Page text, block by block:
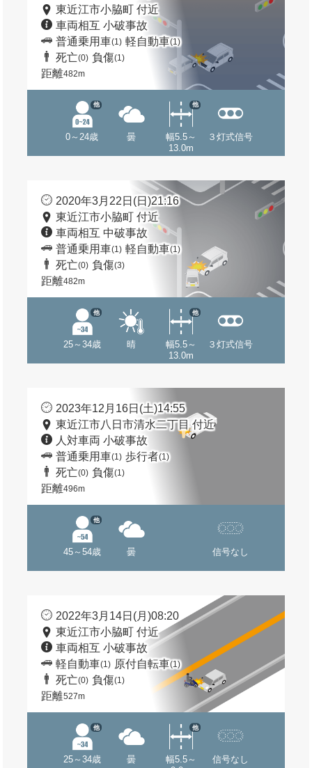
東近江市小脇町 付近
車両相互 小破事故
普通乗用車(1) 軽自動車(1)
死亡(0) 負傷(1)
距離482m
0～24歳
他
曇
幅5.5～
13.0m
他
３灯式信号
2020年3月22日(日)21:16
東近江市小脇町 付近
車両相互 中破事故
普通乗用車(1) 軽自動車(1)
死亡(0) 負傷(3)
距離482m
25～34歳
他
晴
幅5.5～
13.0m
他
３灯式信号
2023年12月16日(土)14:55
東近江市八日市清水二丁目 付近
人対車両 小破事故
普通乗用車(1) 歩行者(1)
死亡(0) 負傷(1)
距離496m
45～54歳
他
曇 信号なし
2022年3月14日(月)08:20
東近江市小脇町 付近
車両相互 小破事故
軽自動車(1) 原付自転車(1)
死亡(0) 負傷(1)
距離527m
25～34歳
他
曇
幅5.5～
他
信号なし